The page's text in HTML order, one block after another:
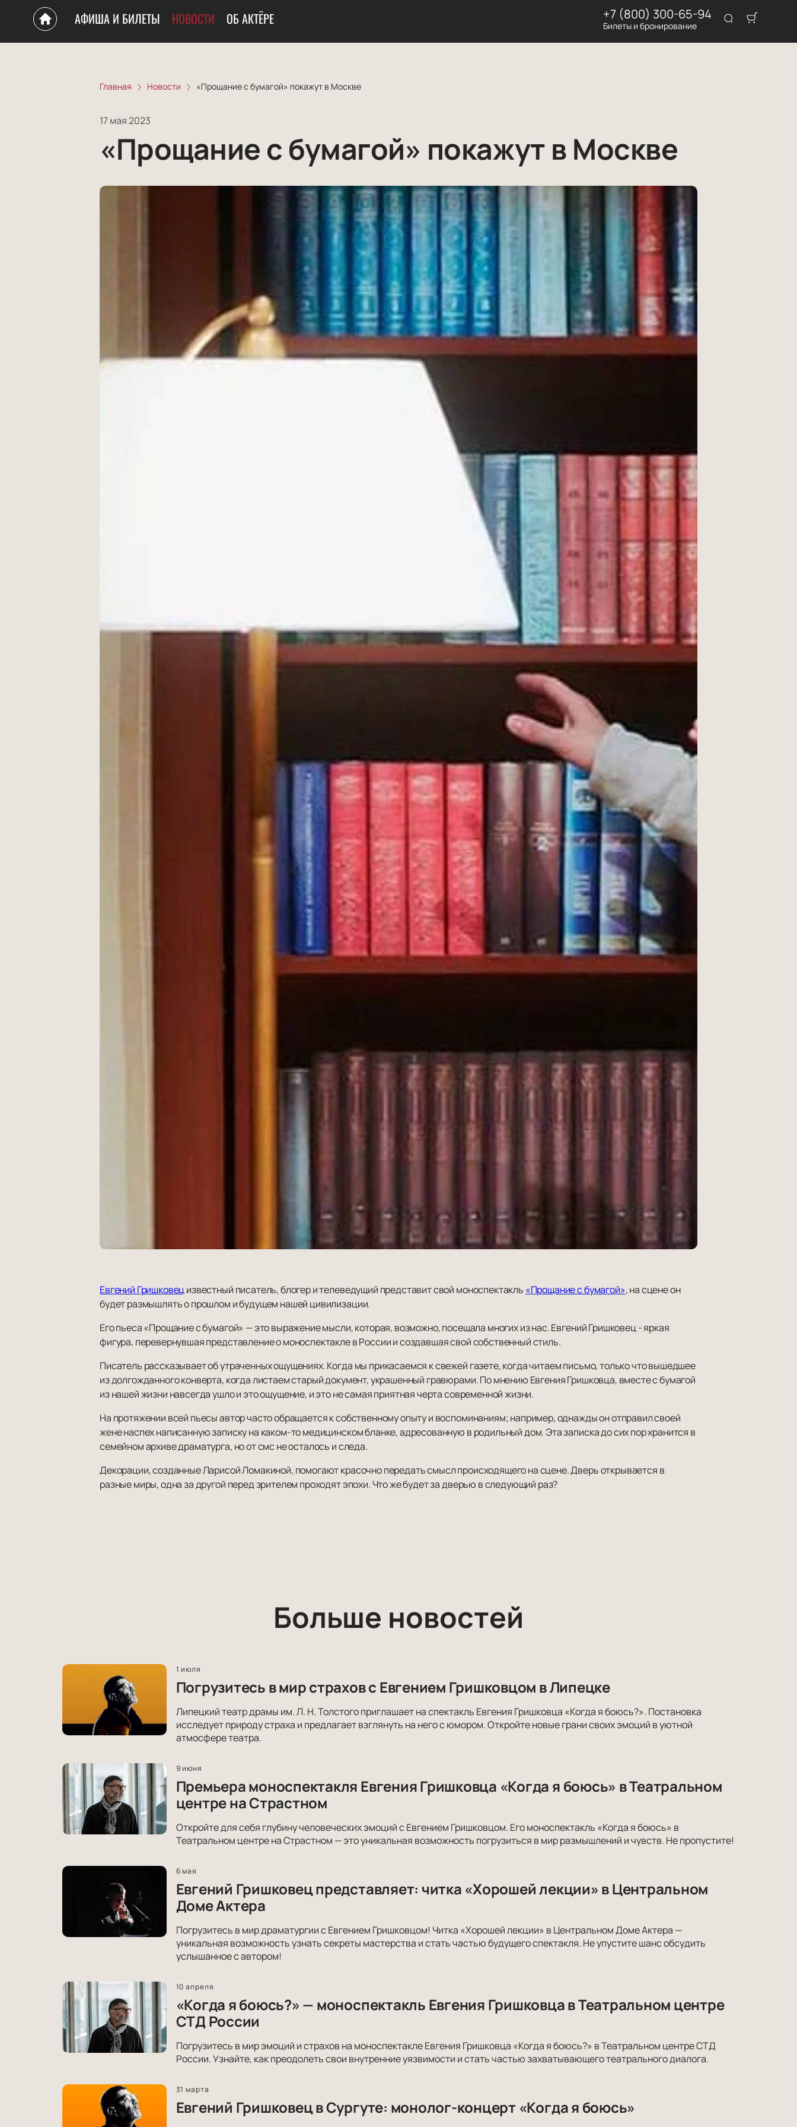
АФИША И БИЛЕТЫ НОВОСТИ ОБ АКТЁРЕ +7 (800) 300-65-94
Билеты и бронирование
Главная Новости «Прощание с бумагой» покажут в Москве
17 мая 2023
«Прощание с бумагой» покажут в Москве
Евгений Гришковецизвестный писатель, блогер и телеведущий представит свой моноспектакль «Прощание с бумагой», на сцене он
будет размышлять о прошлом и будущем нашей цивилизации.
Его пьеса «Прощание с бумагой» — это выражение мысли, которая, возможно, посещала многих из нас. Евгений Гришковец - яркая
фигура, перевернувшая представление о моноспектакле в России и создавшая свой собственный стиль.
Писатель рассказывает об утраченных ощущениях. Когда мы прикасаемся к свежей газете, когда читаем письмо, только что вышедшее
из долгожданного конверта, когда листаем старый документ, украшенный гравюрами. По мнению Евгения Гришковца, вместе с бумагой
из нашей жизни навсегда ушло и это ощущение, и это не самая приятная черта современной жизни.
На протяжении всей пьесы автор часто обращается к собственному опыту и воспоминаниям; например, однажды он отправил своей
жене наспех написанную записку на каком-то медицинском бланке, адресованную в родильный дом. Эта записка до сих пор хранится в
семейном архиве драматурга, но от смс не осталось и следа.
Декорации, созданные Ларисой Ломакиной, помогают красочно передать смысл происходящего на сцене. Дверь открывается в
разные миры, одна за другой перед зрителем проходят эпохи. Что же будет за дверью в следующий раз?
Больше новостей
1 июля
Погрузитесь в мир страхов с Евгением Гришковцом в Липецке
Липецкий театр драмы им. Л. Н. Толстого приглашает на спектакль Евгения Гришковца «Когда я боюсь?». Постановка
исследует природу страха и предлагает взглянуть на него с юмором. Откройте новые грани своих эмоций в уютной
атмосфере театра.
9 июня
Премьера моноспектакля Евгения Гришковца «Когда я боюсь» в Театральном
центре на Страстном
Откройте для себя глубину человеческих эмоций с Евгением Гришковцом. Его моноспектакль «Когда я боюсь» в
Театральном центре на Страстном — это уникальная возможность погрузиться в мир размышлений и чувств. Не пропустите!
6 мая
Евгений Гришковец представляет: читка «Хорошей лекции» в Центральном
Доме Актера
Погрузитесь в мир драматургии с Евгением Гришковцом! Читка «Хорошей лекции» в Центральном Доме Актера —
уникальная возможность узнать секреты мастерства и стать частью будущего спектакля. Не упустите шанс обсудить
услышанное с автором!
10 апреля
«Когда я боюсь?» — моноспектакль Евгения Гришковца в Театральном центре
СТД России
Погрузитесь в мир эмоций и страхов на моноспектакле Евгения Гришковца «Когда я боюсь?» в Театральном центре СТД
России. Узнайте, как преодолеть свои внутренние уязвимости и стать частью захватывающего театрального диалога.
31 марта
Евгений Гришковец в Сургуте: монолог-концерт «Когда я боюсь»